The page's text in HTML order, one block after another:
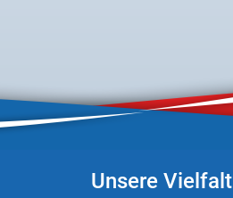
Unsere Vielfalt